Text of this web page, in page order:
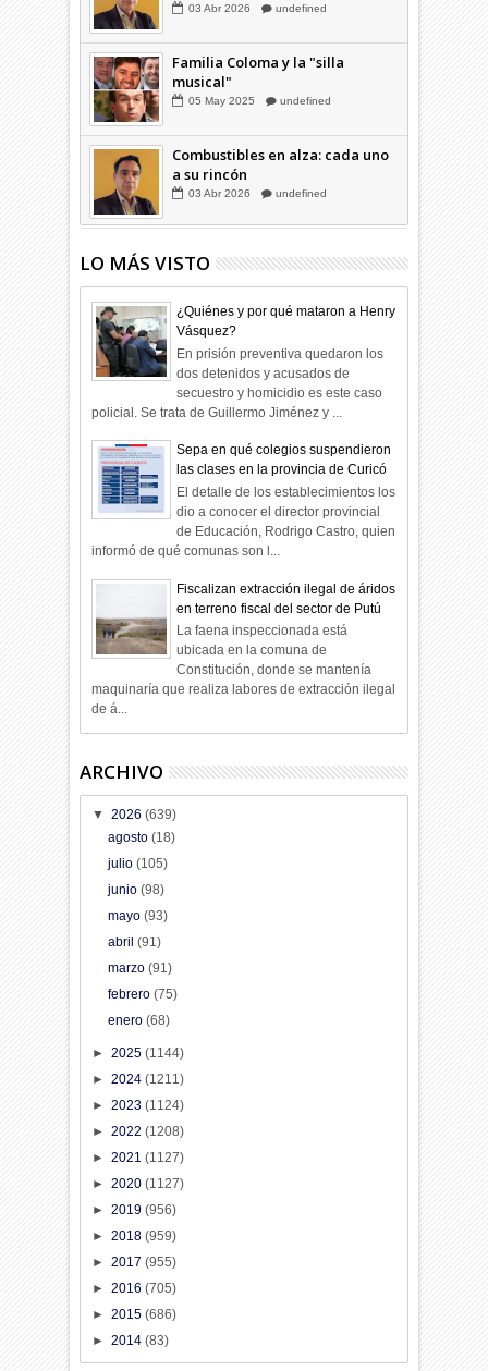
03 Abr 2026 undefined
Familia Coloma y la "silla
musical"
05 May 2025 undefined
Combustibles en alza: cada uno
a su rincón
03 Abr 2026 undefined
LO MÁS VISTO
¿Quiénes y por qué mataron a Henry
Vásquez?
En prisión preventiva quedaron los
dos detenidos y acusados de
secuestro y homicidio es este caso
policial. Se trata de Guillermo Jiménez y ...
Sepa en qué colegios suspendieron
las clases en la provincia de Curicó
El detalle de los establecimientos los
dio a conocer el director provincial
de Educación, Rodrigo Castro, quien
informó de qué comunas son l...
Fiscalizan extracción ilegal de áridos
en terreno fiscal del sector de Putú
La faena inspeccionada está
ubicada en la comuna de
Constitución, donde se mantenía
maquinaría que realiza labores de extracción ilegal
de á...
ARCHIVO
▼2026(639)
agosto (18)
julio (105)
junio (98)
mayo (93)
abril (91)
marzo (91)
febrero (75)
enero (68)
►2025(1144)
►2024(1211)
►2023(1124)
►2022(1208)
►2021(1127)
►2020(1127)
►2019(956)
►2018(959)
►2017(955)
►2016(705)
►2015(686)
►2014(83)